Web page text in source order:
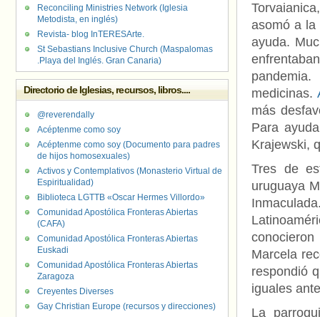
asomó a la
ayuda.
medicinas.
más
Para
Krajewski,
Tres de
uruguaya
Marcela
respondió
iguales
La
Reconciling Ministries Network (Iglesia
Metodista, en inglés)
Revista- blog InTERESArte.
St Sebastians Inclusive Church (Maspalomas
.Playa del Inglés. Gran Canaria)
Directorio de Iglesias, recursos, libros....
@reverendally
Acéptenme como soy
Acéptenme como soy (Documento para padres
de hijos homosexuales)
Activos y Contemplativos (Monasterio Virtual de
Espiritualidad)
Biblioteca LGTTB «Oscar Hermes Villordo»
Comunidad Apostólica Fronteras Abiertas
(CAFA)
Comunidad Apostólica Fronteras Abiertas
Euskadi
Comunidad Apostólica Fronteras Abiertas
Zaragoza
Creyentes Diverses
Gay Christian Europe (recursos y direcciones)